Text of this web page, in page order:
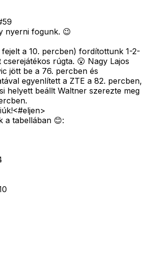
59
nyerni fogunk. 😉
a 10. percben) fordítottunk 1-2-
cserejátékos rúgta. 😮 Nagy Lajos
jött be a 76. percben és
egyenlített a ZTE a 82. percben,
helyett beállt Waltner szerezte meg
a tabellában 😊: